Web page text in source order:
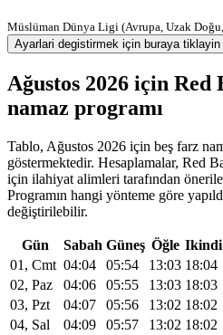
Müslüman Dünya Ligi (Avrupa, Uzak
Ayarlari degistirmek için buraya tiklayin
Ağustos 2026 için
namaz programı
Tablo, Ağustos 2026 için beş farz
göstermektedir. Hesaplamalar, Red
için ilahiyat alimleri tarafından
Programın hangi yönteme göre
değiştirilebilir.
Gün Sabah Güneş Öğle Ikindi
01, Cmt 04:04 05:54 13:03 18:04
02, Paz
04:06 05:55 13:03 18:03
03, Pzt
04:07 05:56 13:02 18:02
04, Sal
04:09 05:57 13:02 18:02